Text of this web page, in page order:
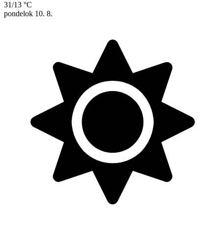
31/13 °C
pondelok 10. 8.